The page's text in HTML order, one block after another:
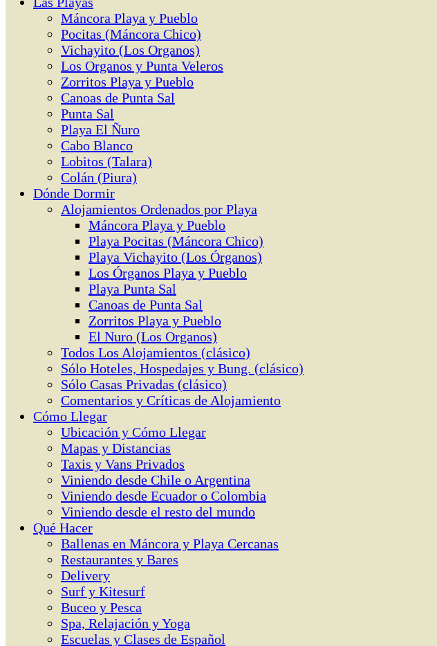
Máncora Playa y Pueblo
Pocitas (Máncora Chico)
Vichayito (Los Organos)
Los Organos y Punta Veleros
Zorritos Playa y Pueblo
Canoas de Punta Sal
Punta Sal
Playa El Ñuro
Cabo Blanco
Lobitos (Talara)
Colán (Piura)
Dónde Dormir
Alojamientos Ordenados por Playa
Máncora Playa y Pueblo
Playa Pocitas (Máncora Chico)
Playa Vichayito (Los Órganos)
Los Órganos Playa y Pueblo
Playa Punta Sal
Canoas de Punta Sal
Zorritos Playa y Pueblo
El Nuro (Los Organos)
Todos Los Alojamientos (clásico)
Sólo Hoteles, Hospedajes y Bung. (clásico)
Sólo Casas Privadas (clásico)
Comentarios y Críticas de Alojamiento
Cómo Llegar
Ubicación y Cómo Llegar
Mapas y Distancias
Taxis y Vans Privados
Viniendo desde Chile o Argentina
Viniendo desde Ecuador o Colombia
Viniendo desde el resto del mundo
Qué Hacer
Ballenas en Máncora y Playa Cercanas
Restaurantes y Bares
Delivery
Surf y Kitesurf
Buceo y Pesca
Spa, Relajación y Yoga
Escuelas y Clases de Español